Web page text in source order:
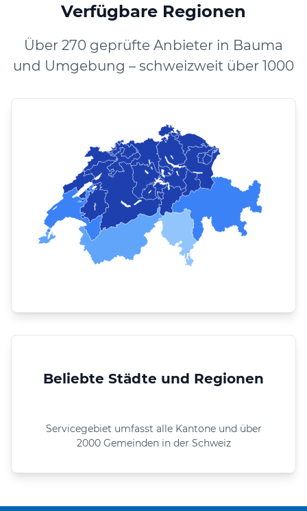
Verfügbare Regionen
Über 270 geprüfte Anbieter in Bauma
und Umgebung – schweizweit über 1000
Beliebte Städte und Regionen
Servicegebiet umfasst alle Kantone und über
2000 Gemeinden in der Schweiz